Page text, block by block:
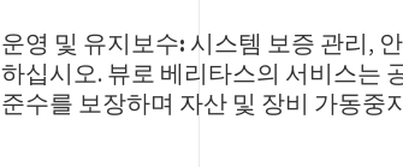
운영 및 유지보수: 시스템 보증 관리,
하십시오. 뷰로 베리타스의 서비스는
준수를 보장하며 자산 및 장비 가동중